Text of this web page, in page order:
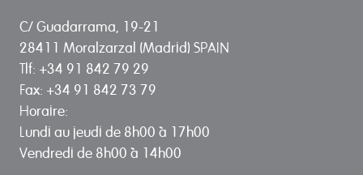
C/ Guadarrama, 19-21
28411 Moralzarzal (Madrid) SPAIN
Tlf: +34 91 842 79 29
Fax: +34 91 842 73 79
Horaire:
Lundi au jeudi de 8h00 à 17h00
Vendredi de 8h00 à 14h00